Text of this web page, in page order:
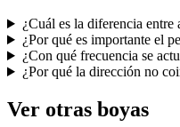
¿Cuál es la diferencia
¿Por qué es importante el
¿Con qué frecuencia se
¿Por qué la dirección no
Ver otras boyas